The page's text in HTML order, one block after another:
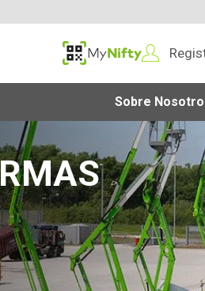
MyNifty
Sobre